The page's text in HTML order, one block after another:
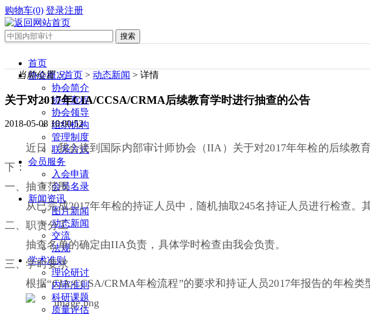
购物车(0) 登录注册
首页
协会概况
协会简介
协会章程
协会领导
组织机构
管理制度
联系方式
会员服务
入会申请
会员名录
新闻资讯
图片新闻
动态新闻
交流
法规
学术准则
理论研讨
内审准则
科研课题
质量评估
当前位置：首页 > 动态新闻 > 详情
关于对2017年CIA/CCSA/CRMA后续教育学时进行抽查的公告
2018-05-08 10:00:52
近日，我会接到国际内部审计师协会（IIA）关于对2017年年检的后续
下：
一、抽查范围
从已完成2017年年检的持证人员中，随机抽取245名持证人员进行检查。
二、职责分工
抽查名单的确定由IIA负责，具体学时检查由我会负责。
三、学时要求
根据“CIA/CCSA/CRMA年检流程”的要求和持证人员2017年报告的年检类